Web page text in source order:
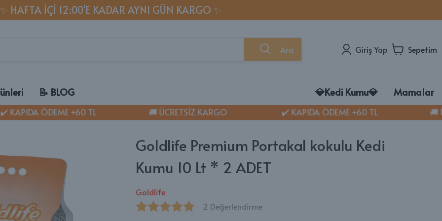
✨ HAFTA IÇI 12:00'E KADAR AYNI GÜN KARGO ✨
Ara Giriş Yap Sepetim
LİTTER
🐈 KEDİ MAMASI VE BAKIM ÜRÜNLERİ
✔ 1 kg Açık Mamalar
✔ Kedi Ödül Maması
✔ Kedi Konserve Mamaları
📝 BLOG 💎Kedi Kumu💎 Mamalar
ÖDEME +60 TL 🚚 ÜCRETSİZ KARGO ✔️ KAPIDA ÖDEME +60 TL 🚚
Goldlife Premium Portakal kokulu Kedi
Kumu 10 Lt * 2 ADET
Goldlife
2 Değerlendirme